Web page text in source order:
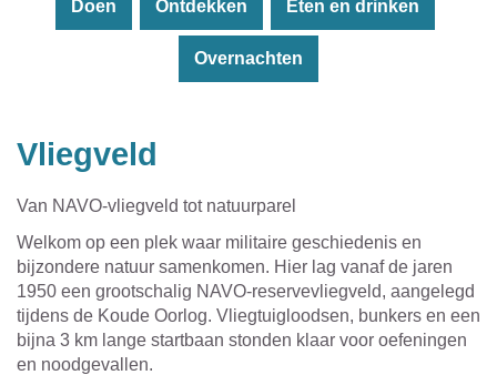
Doen Ontdekken Eten en drinken
Overnachten
Vliegveld
Van NAVO-vliegveld tot natuurparel
Welkom op een plek waar militaire geschiedenis en
bijzondere natuur samenkomen. Hier lag vanaf de jaren
1950 een grootschalig NAVO-reservevliegveld, aangelegd
tijdens de Koude Oorlog. Vliegtuigloodsen, bunkers en een
bijna 3 km lange startbaan stonden klaar voor oefeningen
en noodgevallen.